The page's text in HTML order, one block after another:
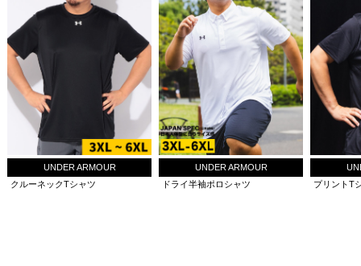
UNDER ARMOUR
クルーネックTシャツ
UNDER ARMOUR
ドライ半袖ポロシャツ
プリントT